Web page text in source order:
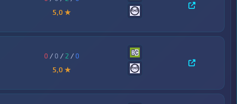
5,0 ★
0 / 0 / 2 /0
5,0 ★